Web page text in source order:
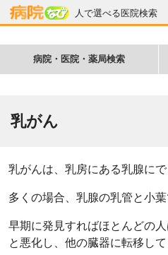
人で選べる医院検索
病院・医院・薬局検索
乳がん
乳がんは、乳房にある乳腺にで
多くの場合、乳腺の乳管と小葉
早期に発見すればほとんどの
と悪化し、他の臓器に転移して